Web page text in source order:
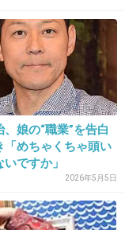
。
せ、貯金しろ
-12
、娘の“職業”を告白
「めちゃくちゃ頭い
ですか」
2026年5月5日